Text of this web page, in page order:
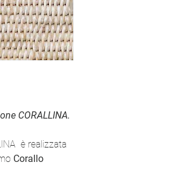
CORALLINA.
è realizzata
Corallo